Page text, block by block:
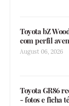
Toyota bZ
com perfil
August 06, 2026
Toyota GR86
- fotos e ficha